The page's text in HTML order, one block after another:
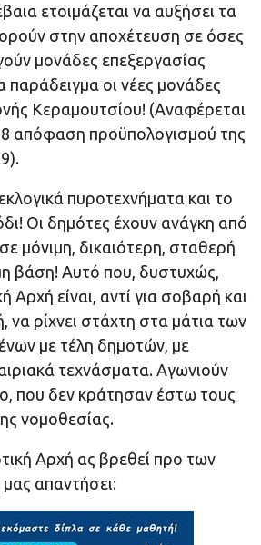
ετοιμάζεται να αυξήσει τα
στην αποχέτευση σε όσες
μονάδες επεξεργασίας
παράδειγμα οι νέες μονάδες
Κεραμουτσίου! (Αναφέρεται
απόφαση προϋπολογισμού της
πυροτεχνήματα και το
Οι δημότες έχουν ανάγκη από
μόνιμη, δικαιότερη, σταθερή
βάση! Αυτό που, δυστυχώς,
Αρχή είναι, αντί για σοβαρή και
να ρίχνει στάχτη στα μάτια των
με τέλη δημοτών, με
τεχνάσματα. Αγωνιούν
που δεν κράτησαν έστω τους
νομοθεσίας.
Αρχή ας βρεθεί προ των
απαντήσει: